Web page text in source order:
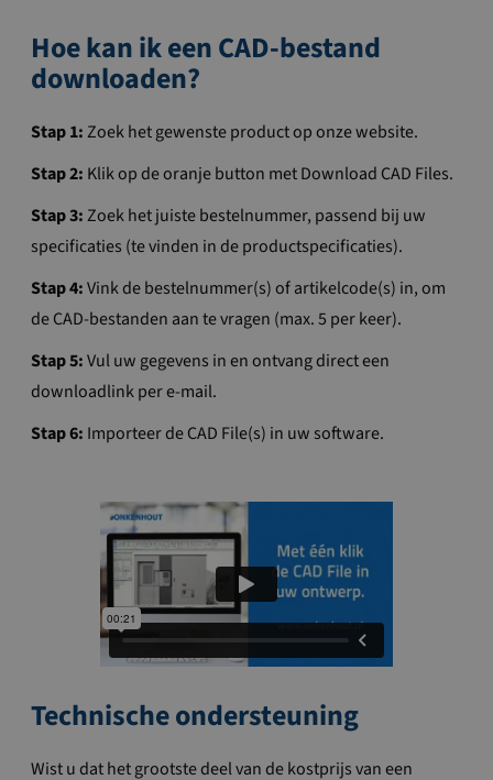
Hoe kan ik een CAD-bestand
downloaden?
Stap 1:Zoek het gewenste product op onze website.
Stap 2: Klik op de oranje button met Download CAD Files.
Stap 3:Zoek het juiste bestelnummer, passend bij uw
specificaties (te vinden in de productspecificaties).
Stap 4:Vink de bestelnummer(s) of artikelcode(s) in, om
de CAD-bestanden aan te vragen (max. 5 per keer).
Stap 5:Vul uw gegevens in en ontvang direct een
downloadlink per e-mail.
Stap 6: Importeer de CAD File(s) in uw software.
Technische ondersteuning
Wist u dat het grootste deel van de kostprijs van een